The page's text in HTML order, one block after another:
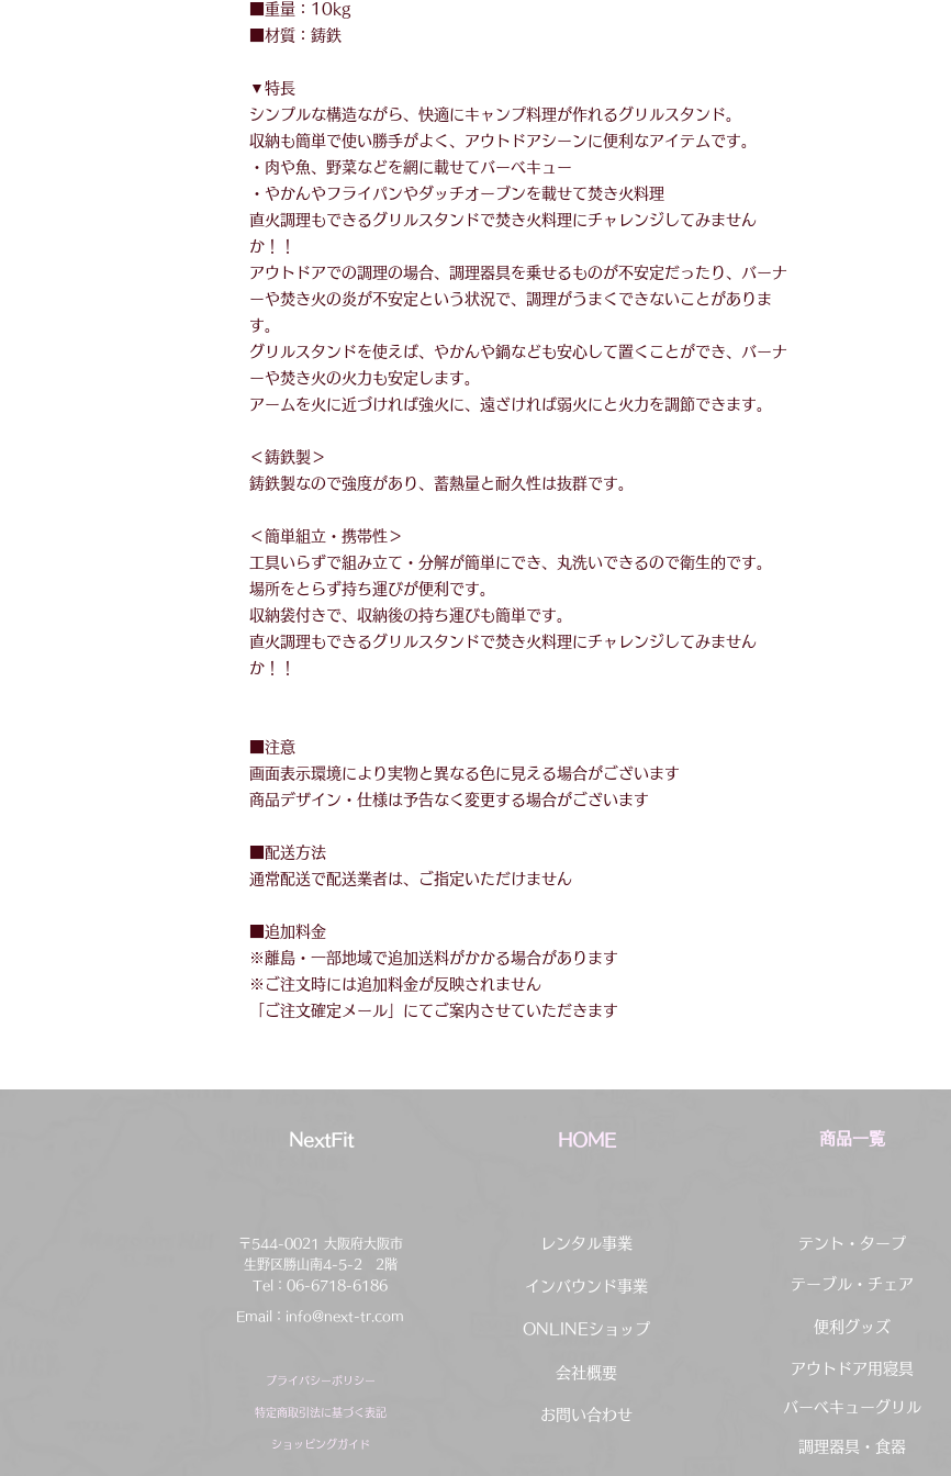
■重量：10kg
■材質：鋳鉄
▼特長
シンプルな構造ながら、快適にキャンプ料理が作れるグリルスタンド。
収納も簡単で使い勝手がよく、アウトドアシーンに便利なアイテムです。
・肉や魚、野菜などを網に載せてバーベキュー
・やかんやフライパンやダッチオーブンを載せて焚き火料理
直火調理もできるグリルスタンドで焚き火料理にチャレンジしてみません
か！！
アウトドアでの調理の場合、調理器具を乗せるものが不安定だったり、バーナ
ーや焚き火の炎が不安定という状況で、調理がうまくできないことがありま
す。
グリルスタンドを使えば、やかんや鍋なども安心して置くことができ、バーナ
ーや焚き火の火力も安定します。
アームを火に近づければ強火に、遠ざければ弱火にと火力を調節できます。
＜鋳鉄製＞
鋳鉄製なので強度があり、蓄熱量と耐久性は抜群です。
＜簡単組立・携帯性＞
工具いらずで組み立て・分解が簡単にでき、丸洗いできるので衛生的です。
場所をとらず持ち運びが便利です。
収納袋付きで、収納後の持ち運びも簡単です。
直火調理もできるグリルスタンドで焚き火料理にチャレンジしてみません
か！！
■注意
画面表示環境により実物と異なる色に見える場合がございます
商品デザイン・仕様は予告なく変更する場合がございます
■配送方法
通常配送で配送業者は、ご指定いただけません
■追加料金
※離島・一部地域で追加送料がかかる場合があります
※ご注文時には追加料金が反映されません
「ご注文確定メール」にてご案内させていただきます
NextFit HOME 商品一覧
〒544-0021 大阪府大阪市
生野区勝山南4-5-2 2階
Tel：06-6718-6186
Email： info@next-tr.com
プライバシーポリシー
特定商取引法に基づく表記
ショッピングガイド
レンタル事業
インバウンド事業
ONLINEショップ
会社概要
お問い合わせ
テント・タープ
テーブル・チェア
便利グッズ
アウトドア用寝具
バーベキューグリル
調理器具・食器